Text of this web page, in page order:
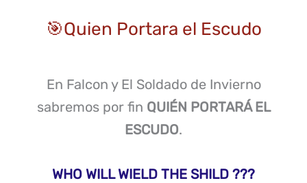
🎯Quien Portara el Escudo
En Falcon y El Soldado de Invierno
sabremos por fin QUIÉN PORTARÁ EL
ESCUDO.
WHO WILL WIELD THE SHILD ???